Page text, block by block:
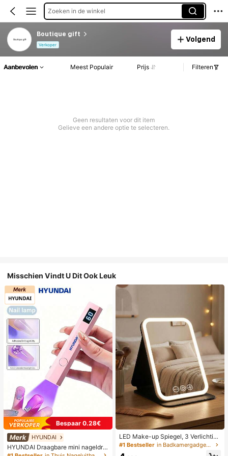
Zoeken in de winkel
Boutique gift
Verkoper
Volgend
Aanbevolen Meest Populair Prijs Filteren
Geen resultaten voor dit item
Gelieve een andere optie te selecteren.
Misschien Vindt U Dit Ook Leuk
Bespaar 0.28€
HYUNDAI
HYUNDAI Draagbare mini nageldro
ger, oplaadbare handlamp UV/LED
LED Make-up Spiegel, 3 Verlichting
smodi, Verstelbare Helderheid, Draa
gbaar Vouwbaar Ontwerp, Geschikt
#1 Bestseller in Badkamergadgets die favoriet zijn bij klanten B